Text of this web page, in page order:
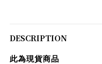
DESCRIPTION
此為現貨商品